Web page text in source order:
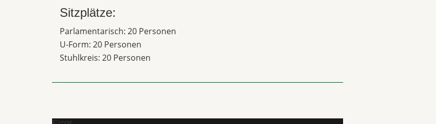
Sitzplätze:
Parlamentarisch: 20 Personen
U-Form: 20 Personen
Stuhlkreis: 20 Personen